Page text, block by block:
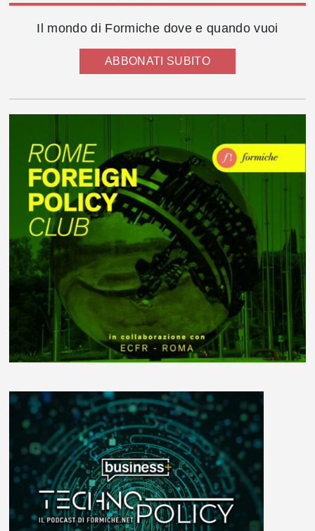
Il mondo di Formiche dove e quando vuoi
ABBONATI SUBITO